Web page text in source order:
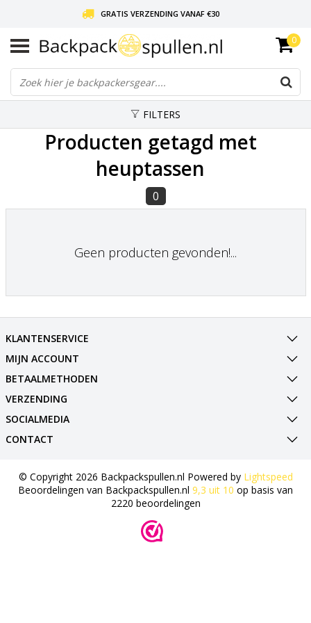
GRATIS VERZENDING VANAF €30
LIEFDE VOOR BACKPACKEN!
30 DAGEN GRATIS RETOUR
0
FILTERS
Producten getagd met
heuptassen
0
Geen producten gevonden!...
KLANTENSERVICE
MIJN ACCOUNT
BETAALMETHODEN
VERZENDING
SOCIALMEDIA
CONTACT
© Copyright 2026 Backpackspullen.nl Powered by Lightspeed
Beoordelingen van Backpackspullen.nl 9,3 uit 10 op basis van
2220 beoordelingen